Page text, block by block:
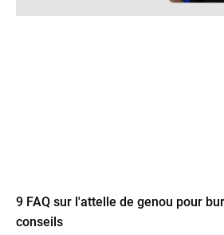
9 FAQ sur l'attelle de genou pour
conseils